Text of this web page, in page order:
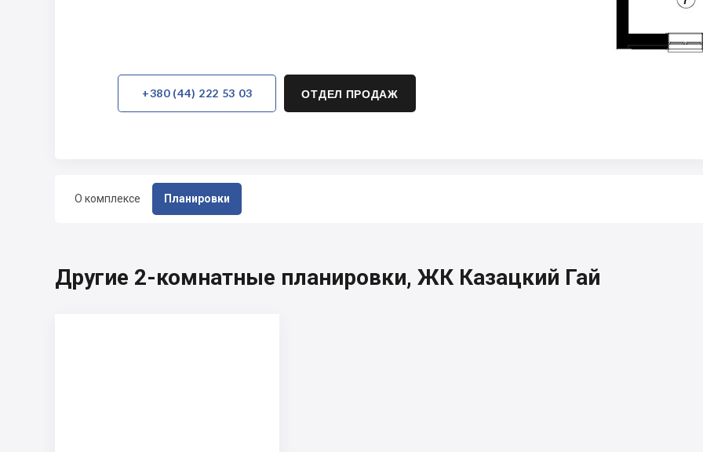
О комплексе Планировки
+380 (44) 222 53 03 ОТДЕЛ ПРОДАЖ
Другие 2-комнатные планировки, ЖК Казацкий Гай